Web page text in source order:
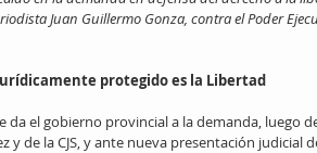
Juan Guillermo Gonza, contra el Poder
protegido es la Libertad
da el gobierno provincial a la demanda, luego
y de la CJS, y ante nueva presentación